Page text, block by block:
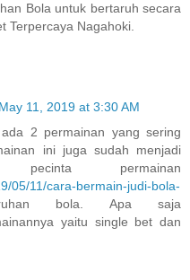
Bola untuk bertaruh secara
Terpercaya Nagahoki.
May 11, 2019 at 3:30 AM
2 permainan yang sering
ini juga sudah menjadi
permainan
05/11/cara-bermain-judi-bola-
bola. Apa saja
yaitu single bet dan